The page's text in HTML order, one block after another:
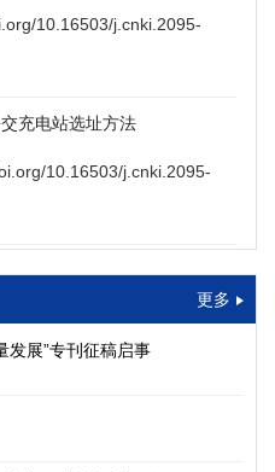
10.16503/j.cnki.2095-
充电站选址方法
10.16503/j.cnki.2095-
：场景需求、技术路线与配置
10.16503/j.cnki.2095-
应用——以宁波舟山港穿山港
更多
发展”专刊征稿启事